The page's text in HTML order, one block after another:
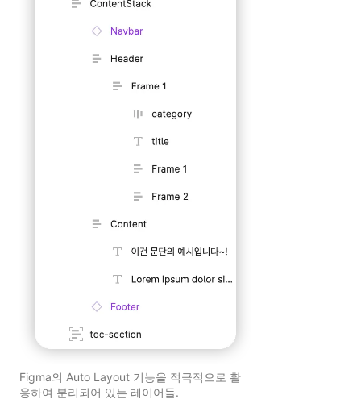
Figma의 Auto Layout 기능을 적극적으로 활
용하여 분리되어 있는 레이어들.